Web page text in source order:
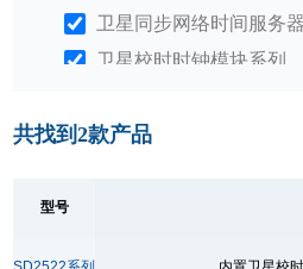
卫星同步网络时间服务器
卫星校时时钟模块系列
同步精度200ns
共找到2款产品
型号